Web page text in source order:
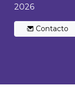
2026
Contacto